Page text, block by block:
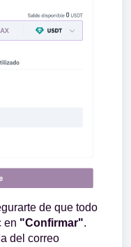
de que todo
en "Confirmar".
del correo